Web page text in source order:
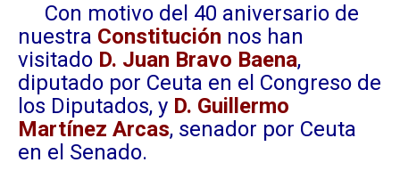
Con motivo del 40 aniversario de
nuestra Constitución nos han
visitado D. Juan Bravo Baena,
diputado por Ceuta en el Congreso de
los Diputados, y D. Guillermo
Martínez Arcas, senador por Ceuta
en el Senado.